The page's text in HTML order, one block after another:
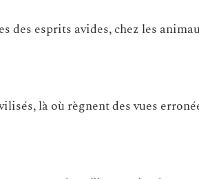
des esprits avides, chez les
là où règnent des vues